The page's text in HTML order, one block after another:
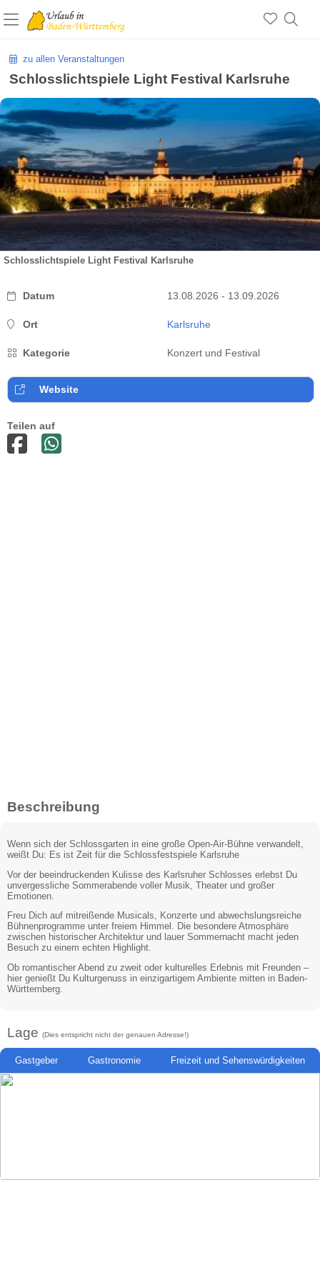
zu allen Veranstaltungen
Schlosslichtspiele Light Festival Karlsruhe
Schlosslichtspiele Light Festival Karlsruhe
Datum 13.08.2026 - 13.09.2026
Ort Karlsruhe
Kategorie Konzert und Festival
Website
Teilen auf
Beschreibung
Wenn sich der Schlossgarten in eine große Open-Air-Bühne verwandelt,
weißt Du: Es ist Zeit für die Schlossfestspiele Karlsruhe
Vor der beeindruckenden Kulisse des Karlsruher Schlosses erlebst Du
unvergessliche Sommerabende voller Musik, Theater und großer
Emotionen.
Freu Dich auf mitreißende Musicals, Konzerte und abwechslungsreiche
Bühnenprogramme unter freiem Himmel. Die besondere Atmosphäre
zwischen historischer Architektur und lauer Sommernacht macht jeden
Besuch zu einem echten Highlight.
Ob romantischer Abend zu zweit oder kulturelles Erlebnis mit Freunden –
hier genießt Du Kulturgenuss in einzigartigem Ambiente mitten in Baden-
Württemberg.
Lage (Dies entspricht nicht der genauen Adresse!)
Gastgeber Gastronomie Freizeit und Sehenswürdigkeiten